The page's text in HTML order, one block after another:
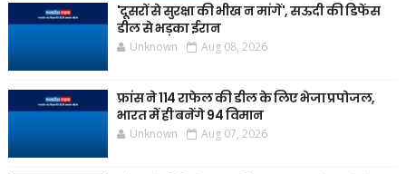
'दूसरों से सुरक्षा की भीख न मांगें', सऊदी की डिफेंस
डील से भड़का ईरान
Unknown Aug 08, 2026
फ्रांस ने 114 राफेल की डील के लिए भेजा प्रपोजल,
भारत में ही बनेंगे 94 विमान
Unknown Aug 07, 2026